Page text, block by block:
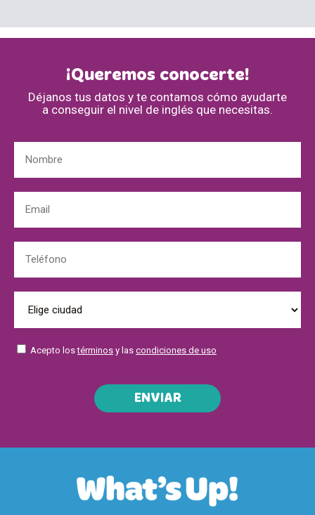
¡Queremos conocerte!
Déjanos tus datos y te contamos cómo ayudarte
a conseguir el nivel de inglés que necesitas.
Acepto lostérminos y las condiciones de uso
ENVIAR